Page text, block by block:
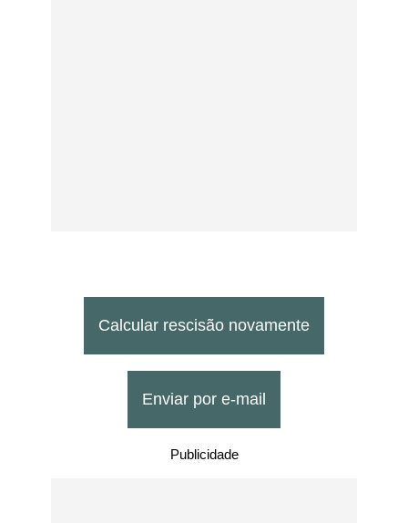
Calcular rescisão novamente
Enviar por e-mail
Publicidade